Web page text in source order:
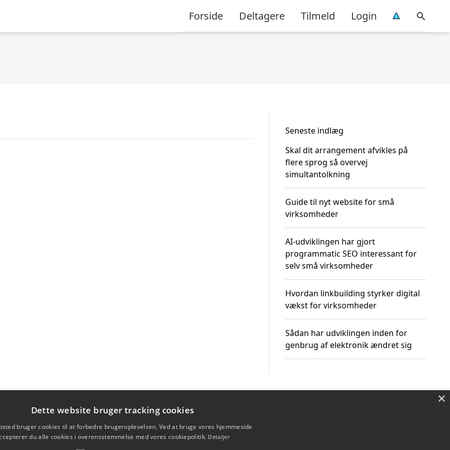
Forside Deltagere Tilmeld Login
Seneste indlæg
Skal dit arrangement afvikles på
flere sprog så overvej
simultantolkning
Guide til nyt website for små
virksomheder
AI-udviklingen har gjort
programmatic SEO interessant for
selv små virksomheder
Hvordan linkbuilding styrker digital
vækst for virksomheder
Sådan har udviklingen inden for
genbrug af elektronik ændret sig
×
Dette website bruger tracking cookies
bruger cookies til at forbedre brugeroplevelsen. Ved at bruge vores hjemmeside
du alle cookies i overensstemmelse med vores cookiepolitik. Detaljer